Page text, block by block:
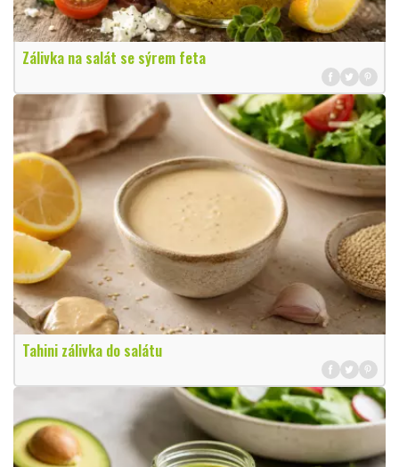
Zálivka na salát se sýrem feta
Tahini zálivka do salátu